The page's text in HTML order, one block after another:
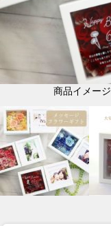
商品イメージ